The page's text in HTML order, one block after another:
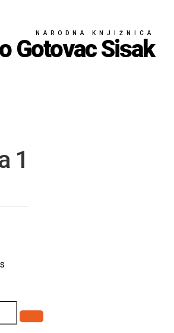
NARODNA KNJIŽNICA
Gotovac Sisak
1
Pretraži